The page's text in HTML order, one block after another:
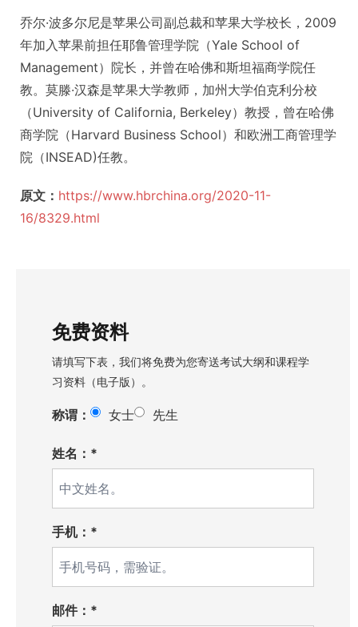
乔尔·波多尔尼是苹果公司副总裁和苹果大学校长，2009
年加入苹果前担任耶鲁管理学院（Yale School of
Management）院长，并曾在哈佛和斯坦福商学院任
教。莫滕·汉森是苹果大学教师，加州大学伯克利分校
（University of California, Berkeley）教授，曾在哈佛
商学院（Harvard Business School）和欧洲工商管理学
院（INSEAD)任教。
原文： https://www.hbrchina.org/2020-11-
16/8329.html
免费资料
请填写下表，我们将免费为您寄送考试大纲和课程学
习资料（电子版）。
称谓： 女士 先生
姓名：*
手机：*
邮件：*